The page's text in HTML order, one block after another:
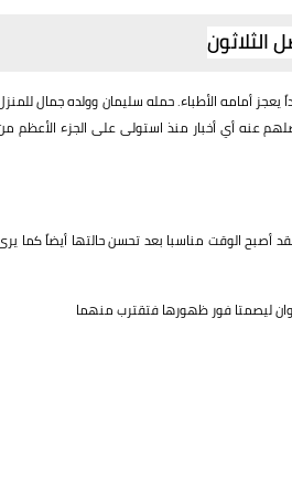
أمامه الأطباء. حمله سليمان وولده جمال
عنه أي أخبار منذ استولى على الجزء الأعظم
أصبح الوقت مناسبا بعد تحسن حالتها أيضاً كما
ليصمتا فور ظهورها فتقترب منهما